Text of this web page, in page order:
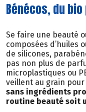
Bénécos, du
Se faire une beauté
composées d’huiles
de silicones,
pas non plus de
microplastiques ou
veillent au grain
sans ingrédients
routine beauté soit